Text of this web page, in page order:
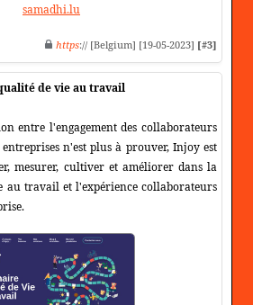
samadhi.lu
https:// [Belgium] [19-05-2023] [#3]
de vie au travail
entre l'engagement des collaborateurs
n'est plus à prouver, Injoy est
mesurer, cultiver et améliorer dans la
au travail et l'expérience collaborateurs